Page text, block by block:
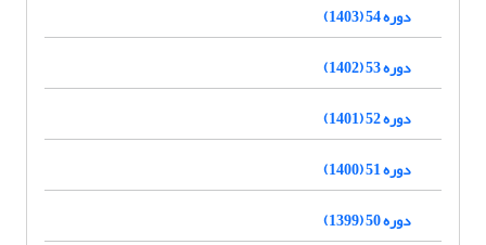
دوره 54 (1403)
دوره 53 (1402)
دوره 52 (1401)
دوره 51 (1400)
دوره 50 (1399)